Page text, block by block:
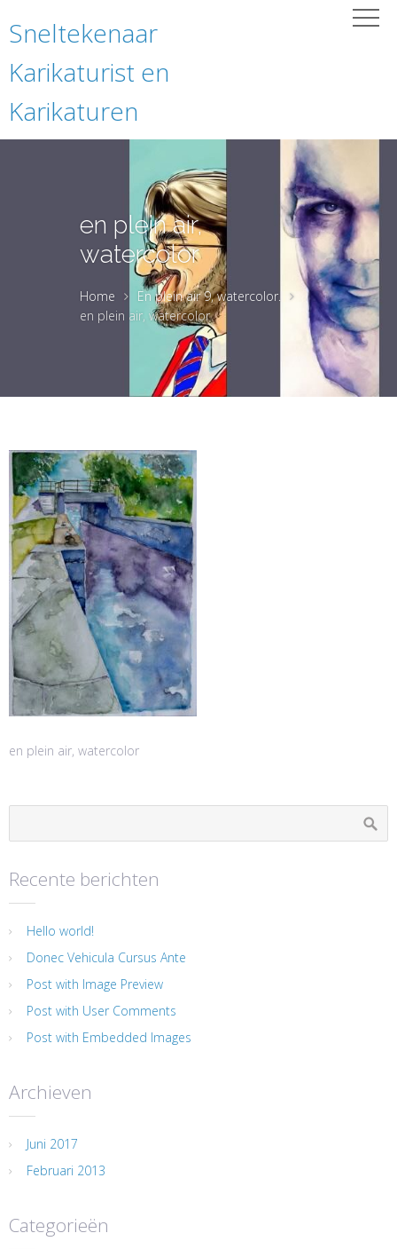
Sneltekenaar
Karikaturist en
Karikaturen
en plein air,
watercolor
Home
En plein air 9, watercolor.
en plein air, watercolor
en plein air, watercolor
Recente berichten
Hello world!
Donec Vehicula Cursus Ante
Post with Image Preview
Post with User Comments
Post with Embedded Images
Archieven
Juni 2017
Februari 2013
Categorieën